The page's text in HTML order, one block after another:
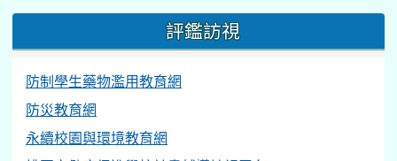
評鑑訪視
防制學生藥物濫用教育網
防災教育網
永續校園與環境教育網